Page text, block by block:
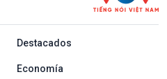
ban nha
Destacados
Economía